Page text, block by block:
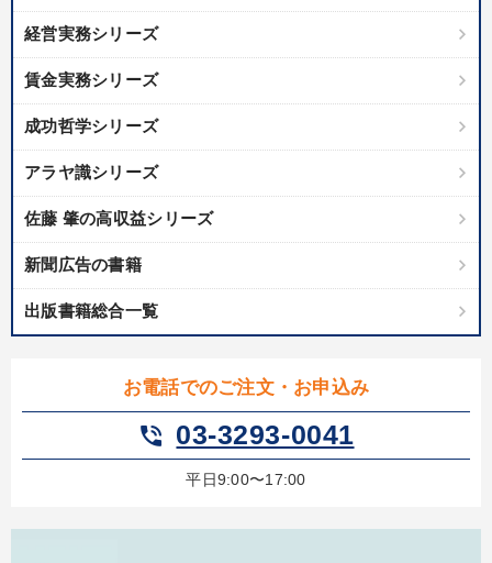
経営実務シリーズ
賃金実務シリーズ
成功哲学シリーズ
アラヤ識シリーズ
佐藤 肇の高収益シリーズ
新聞広告の書籍
出版書籍総合一覧
お電話でのご注文・お申込み
phone_in_talk 03-3293-0041
平日9:00〜17:00